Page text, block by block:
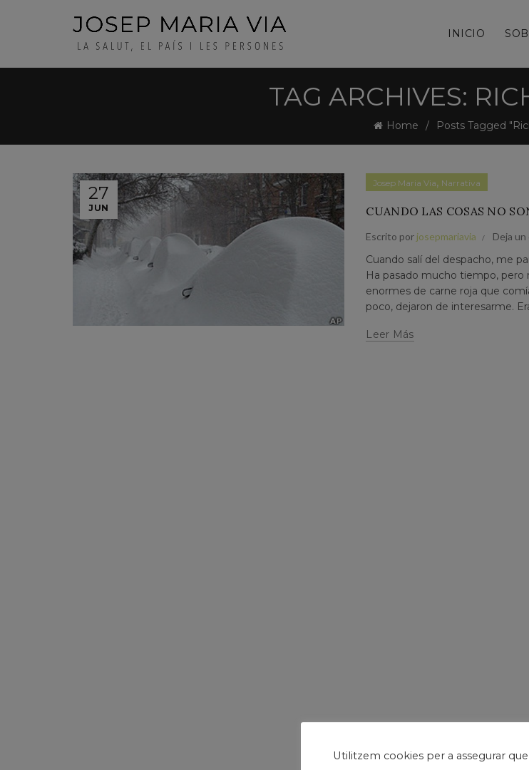
INICIO
TAG ARCHIVES:
Home Posts Tagged
27
JUN
Josep Maria Via, Narrativa
CUANDO LAS COSAS NO
Escrito por josepmariavia Deja
Cuando salí del despacho, me
Ha pasado mucho tiempo, pero
enormes de carne roja que
poco, dejaron de interesarme.
Leer Más
Utilitzem cookies per a assegurar